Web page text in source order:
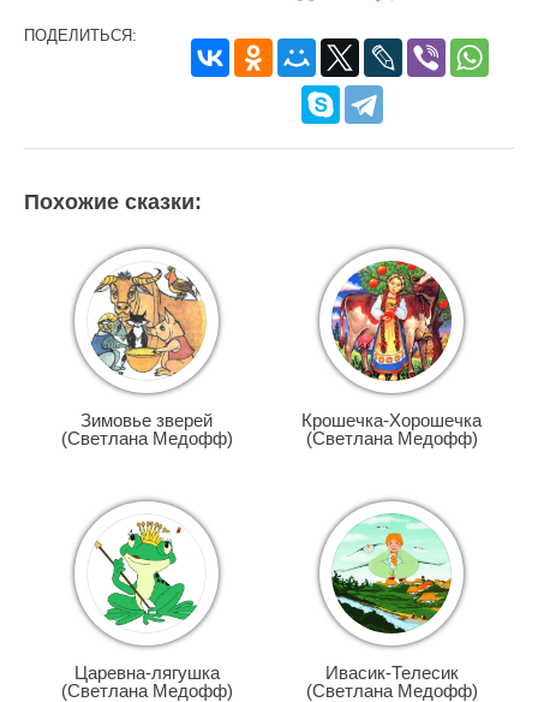
ПОДЕЛИТЬСЯ:
Похожие сказки:
Зимовье зверей
(Светлана Медофф)
Крошечка-Хорошечка
(Светлана Медофф)
Царевна-лягушка
(Светлана Медофф)
Ивасик-Телесик
(Светлана Медофф)